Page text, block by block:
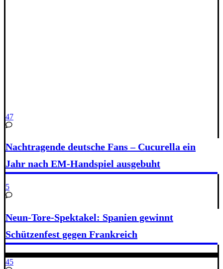
47
Nachtragende deutsche Fans – Cucurella ein
Jahr nach EM-Handspiel ausgebuht
5
Neun-Tore-Spektakel: Spanien gewinnt
Schützenfest gegen Frankreich
45